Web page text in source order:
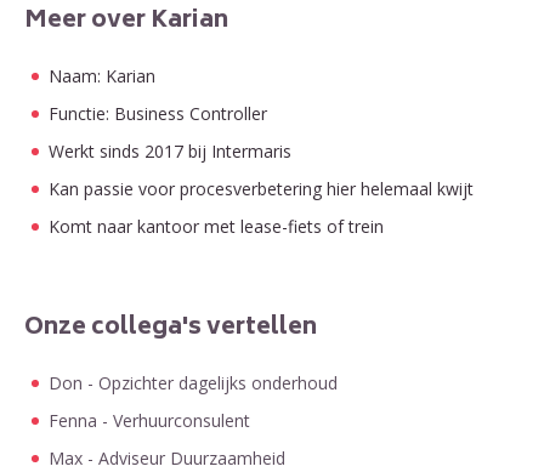
Meer over Karian
Naam: Karian
Functie: Business Controller
Werkt sinds 2017 bij Intermaris
Kan passie voor procesverbetering hier helemaal kwijt
Komt naar kantoor met lease-fiets of trein
Onze collega's vertellen
Don - Opzichter dagelijks onderhoud
Fenna - Verhuurconsulent
Max - Adviseur Duurzaamheid